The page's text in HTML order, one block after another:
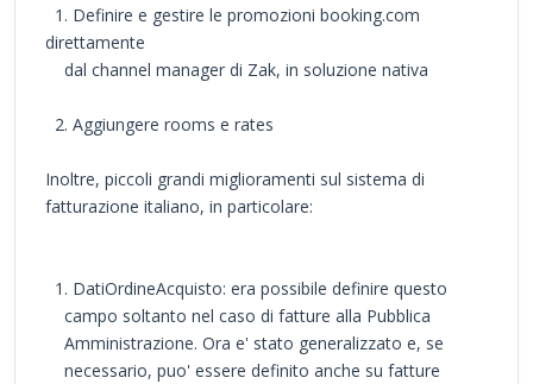
1. Definire e gestire le promozioni booking.com
direttamente
dal channel manager di Zak, in soluzione nativa
2. Aggiungere rooms e rates
Inoltre, piccoli grandi miglioramenti sul sistema di
fatturazione italiano, in particolare:
1. DatiOrdineAcquisto: era possibile definire questo
campo soltanto nel caso di fatture alla Pubblica
Amministrazione. Ora e' stato generalizzato e, se
necessario, puo' essere definito anche su fatture